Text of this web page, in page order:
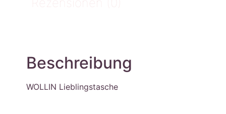
Beschreibung
WOLLIN Lieblingstasche